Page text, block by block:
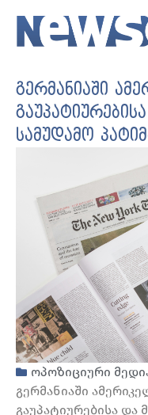
გერმანიაში
სამუდამო
ოპოზიციური
გერმანიაში
გაუპატიურებისა და